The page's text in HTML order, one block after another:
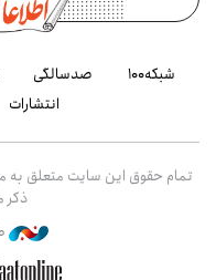
شبکه۱۰۰ صدسالگی
انتشارات
تمام حقوق این سایت متعلق به
ذکر